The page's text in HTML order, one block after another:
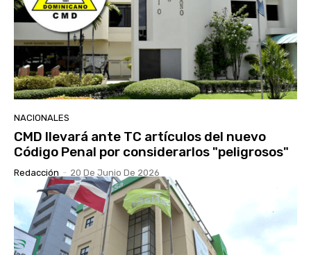
NACIONALES
CMD llevará ante TC artículos del nuevo
Código Penal por considerarlos "peligrosos"
Redacción - 20 De Junio De 2026